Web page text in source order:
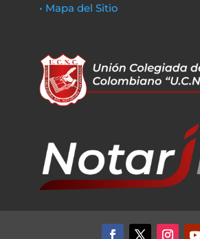
• Mapa del Sitio